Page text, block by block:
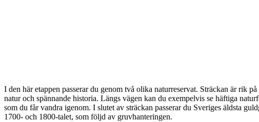
I den här etappen passerar du genom två olika naturreservat. Sträckan är rik
natur och spännande historia. Längs vägen kan du exempelvis se häftiga
som du får vandra igenom. I slutet av sträckan passerar du Sveriges äldsta
1700- och 1800-talet, som följd av gruvhanteringen.